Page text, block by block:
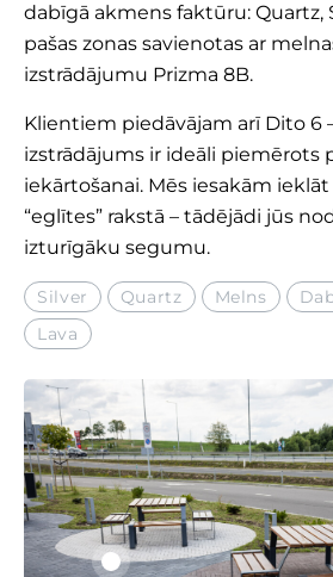
dabīgā akmens faktūru: Quartz,
pašas zonas savienotas ar
izstrādājumu Prizma 8B.
Klientiem piedāvājam arī Dito 6
izstrādājums ir ideāli piemērots
iekārtošanai. Mēs iesakām
“eglītes” rakstā – tādējādi jūs
izturīgāku segumu.
Silver Quartz Melns
Lava